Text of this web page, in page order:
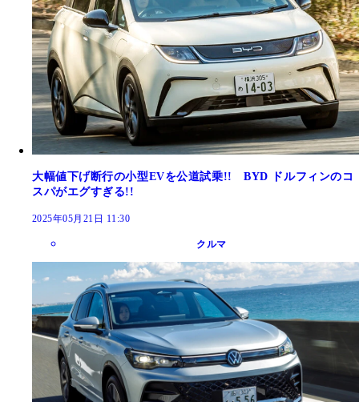
大幅値下げ断行の小型EVを公道試乗!! BYD ドルフィンのコ
スパがエグすぎる!!
2025年05月21日 11:30
クルマ